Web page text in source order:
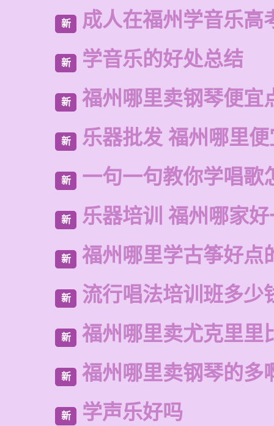
新 成人在福州学音乐高
新 学音乐的好处总结
新 福州哪里卖钢琴便宜
新 乐器批发 福州哪里
新 一句一句教你学唱歌
新 乐器培训 福州哪家
新 福州哪里学古筝好点
新 流行唱法培训班多少
新 福州哪里卖尤克里里
新 福州哪里卖钢琴的多
新 学声乐好吗